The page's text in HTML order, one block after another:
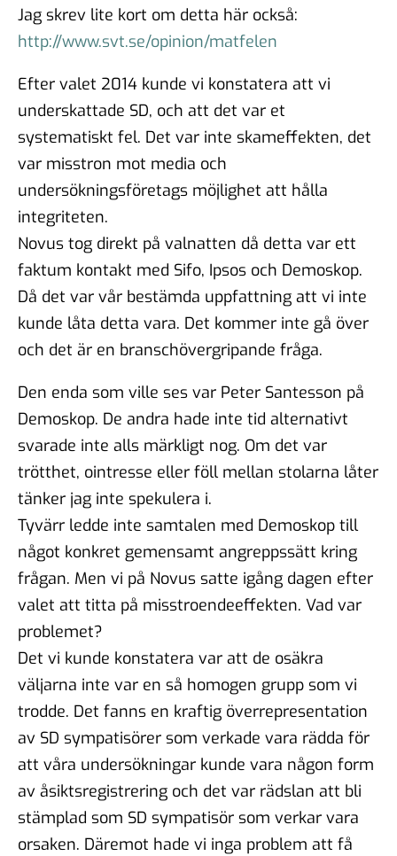
Jag skrev lite kort om detta här också:
http://www.svt.se/opinion/matfelen
Efter valet 2014 kunde vi konstatera att vi
underskattade SD, och att det var et
systematiskt fel. Det var inte skameffekten, det
var misstron mot media och
undersökningsföretags möjlighet att hålla
integriteten.
Novus tog direkt på valnatten då detta var ett
faktum kontakt med Sifo, Ipsos och Demoskop.
Då det var vår bestämda uppfattning att vi inte
kunde låta detta vara. Det kommer inte gå över
och det är en branschövergripande fråga.
Den enda som ville ses var Peter Santesson på
Demoskop. De andra hade inte tid alternativt
svarade inte alls märkligt nog. Om det var
trötthet, ointresse eller föll mellan stolarna låter
tänker jag inte spekulera i.
Tyvärr ledde inte samtalen med Demoskop till
något konkret gemensamt angreppssätt kring
frågan. Men vi på Novus satte igång dagen efter
valet att titta på misstroendeeffekten. Vad var
problemet?
Det vi kunde konstatera var att de osäkra
väljarna inte var en så homogen grupp som vi
trodde. Det fanns en kraftig överrepresentation
av SD sympatisörer som verkade vara rädda för
att våra undersökningar kunde vara någon form
av åsiktsregistrering och det var rädslan att bli
stämplad som SD sympatisör som verkar vara
orsaken. Däremot hade vi inga problem att få